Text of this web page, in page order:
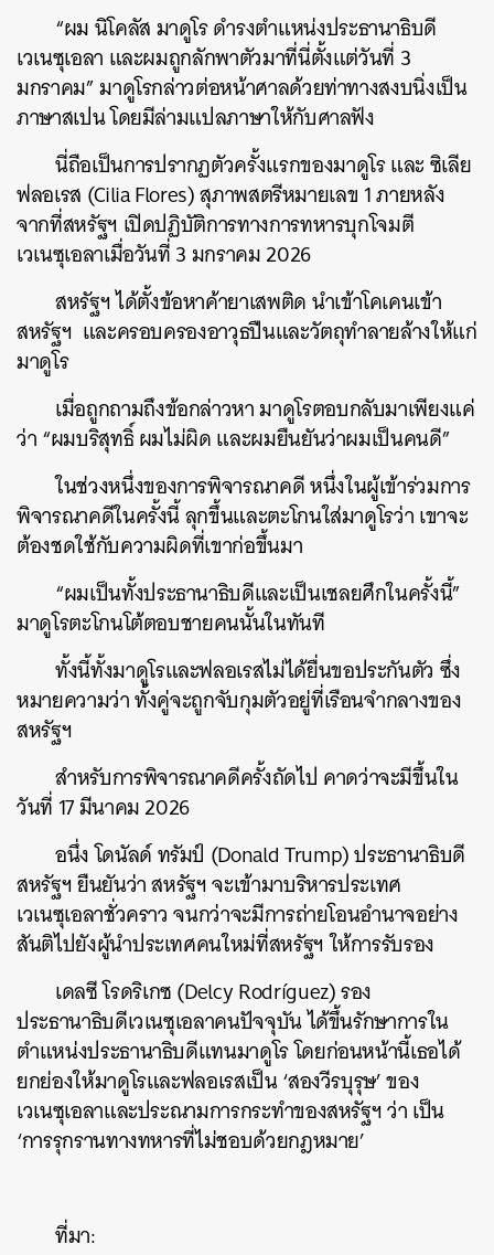
“ผม นิโคลัส มาดูโร ดำรงตำแหน่งประธานาธิบดี
เวเนซุเอลา และผมถูกลักพาตัวมาที่นี่ตั้งแต่วันที่ 3
มกราคม” มาดูโรกล่าวต่อหน้าศาลด้วยท่าทางสงบนิ่งเป็น
ภาษาสเปน โดยมีล่ามแปลภาษาให้กับศาลฟัง
นี่ถือเป็นการปรากฏตัวครั้งแรกของมาดูโร และ ซิเลีย
ฟลอเรส (Cilia Flores) สุภาพสตรีหมายเลข 1 ภายหลัง
จากที่สหรัฐฯ เปิดปฏิบัติการทางการทหารบุกโจมตี
เวเนซุเอลาเมื่อวันที่ 3 มกราคม 2026
สหรัฐฯ ได้ตั้งข้อหาค้ายาเสพติด นำเข้าโคเคนเข้า
สหรัฐฯ และครอบครองอาวุธปืนและวัตถุทำลายล้างให้แก่
มาดูโร
เมื่อถูกถามถึงข้อกล่าวหา มาดูโรตอบกลับมาเพียงแค่
ว่า “ผมบริสุทธิ์ ผมไม่ผิด และผมยืนยันว่าผมเป็นคนดี”
ในช่วงหนึ่งของการพิจารณาคดี หนึ่งในผู้เข้าร่วมการ
พิจารณาคดีในครั้งนี้ ลุกขึ้นและตะโกนใส่มาดูโรว่า เขาจะ
ต้องชดใช้กับความผิดที่เขาก่อขึ้นมา
“ผมเป็นทั้งประธานาธิบดีและเป็นเชลยศึกในครั้งนี้”
มาดูโรตะโกนโต้ตอบชายคนนั้นในทันที
ทั้งนี้ทั้งมาดูโรและฟลอเรสไม่ได้ยื่นขอประกันตัว ซึ่ง
หมายความว่า ทั้งคู่จะถูกจับกุมตัวอยู่ที่เรือนจำกลางของ
สหรัฐฯ
สำหรับการพิจารณาคดีครั้งถัดไป คาดว่าจะมีขึ้นใน
วันที่ 17 มีนาคม 2026
อนึ่ง โดนัลด์ ทรัมป์ (Donald Trump) ประธานาธิบดี
สหรัฐฯ ยืนยันว่า สหรัฐฯ จะเข้ามาบริหารประเทศ
เวเนซุเอลาชั่วคราว จนกว่าจะมีการถ่ายโอนอำนาจอย่าง
สันติไปยังผู้นำประเทศคนใหม่ที่สหรัฐฯ ให้การรับรอง
เดลซี โรดริเกซ (Delcy Rodríguez) รอง
ประธานาธิบดีเวเนซุเอลาคนปัจจุบัน ได้ขึ้นรักษาการใน
ตำแหน่งประธานาธิบดีแทนมาดูโร โดยก่อนหน้านี้เธอได้
ยกย่องให้มาดูโรและฟลอเรสเป็น ‘สองวีรบุรุษ’ ของ
เวเนซุเอลาและประณามการกระทำของสหรัฐฯ ว่า เป็น
‘การรุกรานทางทหารที่ไม่ชอบด้วยกฎหมาย’
ที่มา:
ค้นหา
SHARE TWEET LINE EMAIL